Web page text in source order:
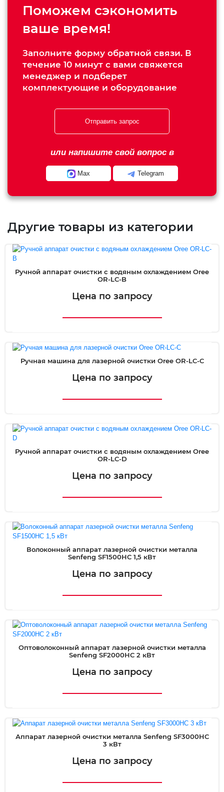
Поможем сэкономить
ваше время!
Заполните форму обратной связи. В
течение 10 минут с вами свяжется
менеджер и подберет
комплектующие и оборудование
Отправить запрос
или напишите свой вопрос в
Max Telegram
Другие товары из категории
Ручной аппарат очистки с водяным охлаждением Oree
OR-LC-B
Цена по запросу
Ручная машина для лазерной очистки Oree OR-LC-C
Цена по запросу
Ручной аппарат очистки с водяным охлаждением Oree
OR-LC-D
Цена по запросу
Волоконный аппарат лазерной очистки металла
Senfeng SF1500HC 1,5 кВт
Цена по запросу
Оптоволоконный аппарат лазерной очистки металла
Senfeng SF2000HC 2 кВт
Цена по запросу
Аппарат лазерной очистки металла Senfeng SF3000HC
3 кВт
Цена по запросу